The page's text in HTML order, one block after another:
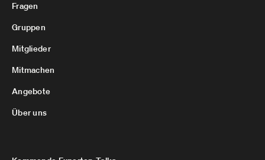
Fragen
Gruppen
Mitglieder
Mitmachen
Angebote
Über uns